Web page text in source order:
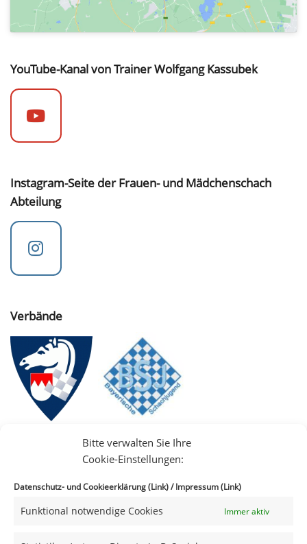
Bitte verwalten Sie Ihre
Cookie-Einstellungen:
Datenschutz- und Cookieerklärung (Link)/Impressum (Link)
Funktional notwendige Cookies Immer aktiv
YouTube-Kanal von Trainer Wolfgang Kassubek
Instagram-Seite der Frauen- und Mädchenschach
Abteilung
Verbände